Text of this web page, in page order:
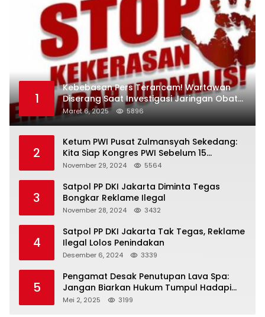
1
Kebebasan Pers Terancam! Wartawan
Diserang Saat Investigasi Jaringan Obat
Terlarang
Maret 6, 2025 5896
2
Ketum PWI Pusat Zulmansyah Sekedang:
Kita Siap Kongres PWI Sebelum 15
Desember 2024
November 29, 2024 5564
3
Satpol PP DKI Jakarta Diminta Tegas
Bongkar Reklame Ilegal
November 28, 2024 3432
4
Satpol PP DKI Jakarta Tak Tegas, Reklame
Ilegal Lolos Penindakan
Desember 6, 2024 3339
5
Pengamat Desak Penutupan Lava Spa:
Jangan Biarkan Hukum Tumpul Hadapi
‘Spa Berkedok
Mei 2, 2025 3199